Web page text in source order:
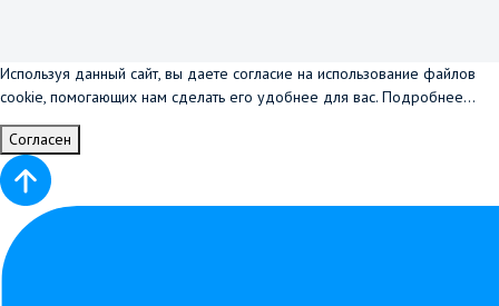
Используя данный сайт, вы даете согласие на использование файлов
cookie, помогающих нам сделать его удобнее для вас. Подробнее...
Согласен